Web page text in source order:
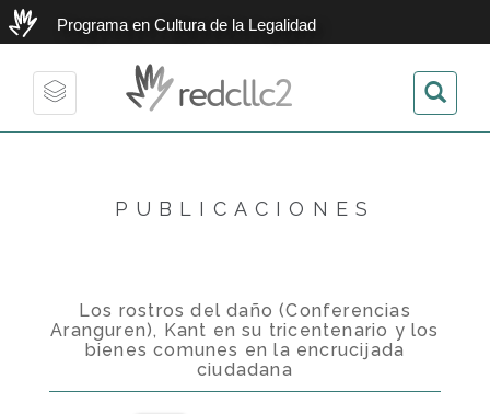
Programa en Cultura de la Legalidad
Toggle
redcllc2
PUBLICACIONES
Los rostros del daño (Conferencias
Aranguren), Kant en su tricentenario y los
bienes comunes en la encrucijada
ciudadana